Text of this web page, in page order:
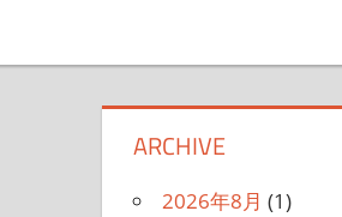
ARCHIVE
2026年8月 (1)